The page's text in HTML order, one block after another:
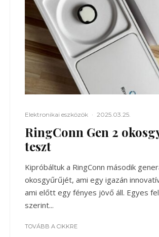
Elektronikai eszközök · 2025.03.25.
RingConn Gen 2
teszt
Kipróbáltuk a RingConn második
okosgyűrűjét, ami egy igazán
ami előtt egy fényes jövő áll. Egyes
szerint...
TOVÁBB A CIKKRE